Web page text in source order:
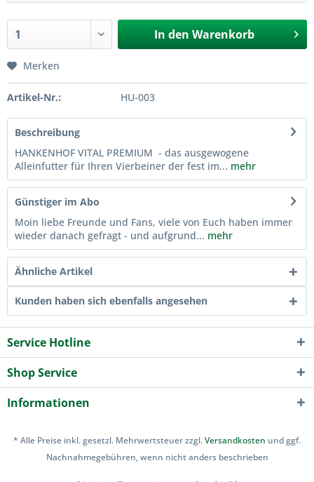
In den Warenkorb
Merken
Artikel-Nr.: HU-003
Beschreibung
HANKENHOF VITAL PREMIUM - das ausgewogene
Alleinfutter für Ihren Vierbeiner der fest im... mehr
Günstiger im Abo
Moin liebe Freunde und Fans, viele von Euch haben immer
wieder danach gefragt - und aufgrund... mehr
Ähnliche Artikel
Kunden haben sich ebenfalls angesehen
Service Hotline
Shop Service
Informationen
* Alle Preise inkl. gesetzl. Mehrwertsteuer zzgl.Versandkosten und ggf.
Nachnahmegebühren, wenn nicht anders beschrieben